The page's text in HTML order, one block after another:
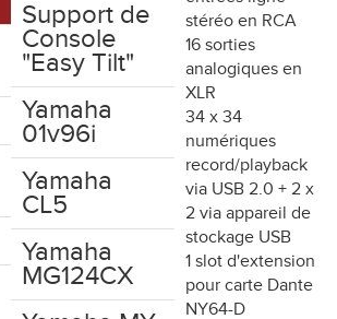
Support de
Console
"Easy Tilt"
Yamaha
01v96i
Yamaha
CL5
Yamaha
MG124CX
stéréo en RCA
16 sorties
analogiques en
XLR
34 x 34
numériques
record/playback
via USB 2.0 + 2 x
2 via appareil de
stockage USB
1 slot d'extension
pour carte Dante
NY64-D